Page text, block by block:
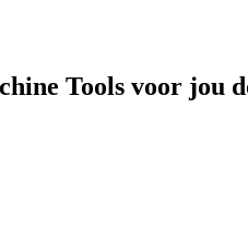
Tools voor jou